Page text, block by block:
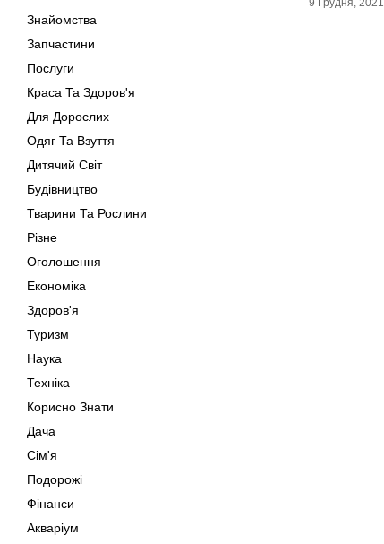
Знайомства
Запчастини
Послуги
Краса Та Здоров'я
Для Дорослих
Одяг Та Взуття
Дитячий Світ
Будівництво
Тварини Та Рослини
Різне
Оголошення
Економіка
Здоров'я
Туризм
Наука
Техніка
Корисно Знати
Дача
Сім'я
Подорожі
Фінанси
Акваріум
9 Грудня, 2021